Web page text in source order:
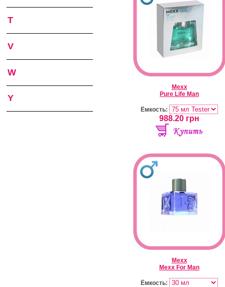
T
V
W
Y
Mexx
Pure Life Man
Ёмкость:
988.20 грн
Mexx
Mexx For Man
Ёмкость: